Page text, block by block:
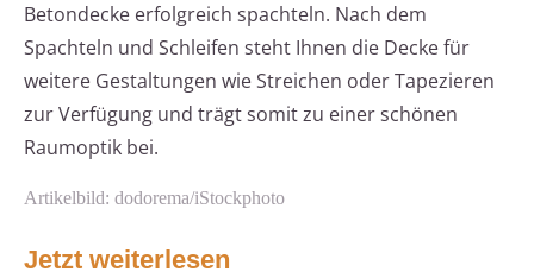
Betondecke erfolgreich spachteln. Nach dem
Spachteln und Schleifen steht Ihnen die Decke für
weitere Gestaltungen wie Streichen oder Tapezieren
zur Verfügung und trägt somit zu einer schönen
Raumoptik bei.
Artikelbild: dodorema/iStockphoto
Jetzt weiterlesen